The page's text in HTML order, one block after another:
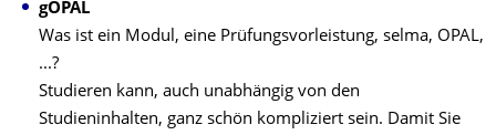
gOPAL
Was ist ein Modul, eine Prüfungsvorleistung, selma, OPAL,
...?
Studieren kann, auch unabhängig von den
Studieninhalten, ganz schön kompliziert sein. Damit Sie